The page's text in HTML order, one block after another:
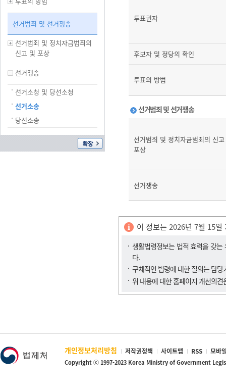
선거범죄 및 선거쟁송
선거범죄 및 정치자금범죄의
신고 및 포상
선거쟁송
선거소청 및 당선소청
선거소송
당선소송
투표권자
후보자 및 정당의 확인
투표의 방법
선거범죄 및 선거쟁송
선거범죄 및 정치자금범죄의 신
포상
선거쟁송
이 정보는 2026년 7월 15일
생활법령정보는 법적 효력을 갖
다.
구체적인 법령에 대한 질의는 담
위 내용에 대한 홈페이지 개선의
개인정보처리방침 저작권정책 사이트맵 RSS 모바
Copyright ⓒ 1997-2023 Korea Ministry of Government